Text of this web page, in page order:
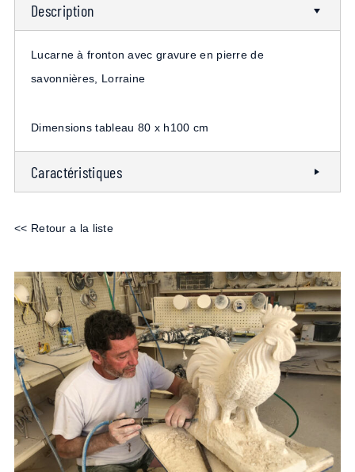
Description
Lucarne à fronton avec gravure en pierre de
savonnières, Lorraine
Dimensions tableau 80 x h100 cm
Caractéristiques
<< Retour a la liste